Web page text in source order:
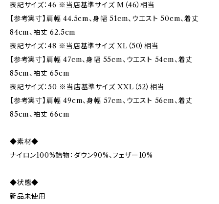
表記サイズ：46 ※当店基準サイズ M（46）相当
【参考実寸】肩幅 44.5cm、身幅 51cm、ウエスト 50cm、着丈
84cm、袖丈 62.5cm
表記サイズ：48 ※当店基準サイズ XL（50）相当
【参考実寸】肩幅 47cm、身幅 55cm、ウエスト 54cm、着丈
85cm、袖丈 65cm
表記サイズ：50 ※当店基準サイズ XXL（52）相当
【参考実寸】肩幅 49cm、身幅 57cm、ウエスト 56cm、着丈
85cm、袖丈 66cm
◆素材◆
ナイロン100%詰物：ダウン90%、フェザー10%
◆状態◆
新品未使用